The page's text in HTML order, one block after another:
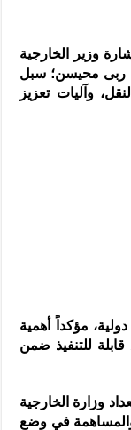
وزير الخارجية
ربى محيسن؛ سبل
وآليات تعزيز
مؤكداً أهمية
للتنفيذ ضمن
وزارة الخارجية
والمساهمة في وضع